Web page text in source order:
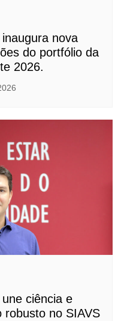
nova
do portfólio da
2026.
ciência e
robusto no SIAVS